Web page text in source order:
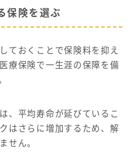
保険を選ぶ
ておくことで保険料を抑え
療保険で一生涯の保障を備
、平均寿命が延びているこ
はさらに増加するため、解
せん。